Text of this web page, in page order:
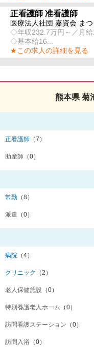
正看護師 准看護師
医療法人社団 嘉資会 ま
◇年収232.7万円～／月給
◇基本給16...
★この求人の詳細を見る
熊本県 菊
正看護師 （7）
助産師 （0）
常勤 （8）
派遣 （0）
病院 （4）
クリニック （2）
老人保健施設 （0）
特別養護老人ホーム （0）
訪問看護ステーション （0）
訪問入浴 （0）